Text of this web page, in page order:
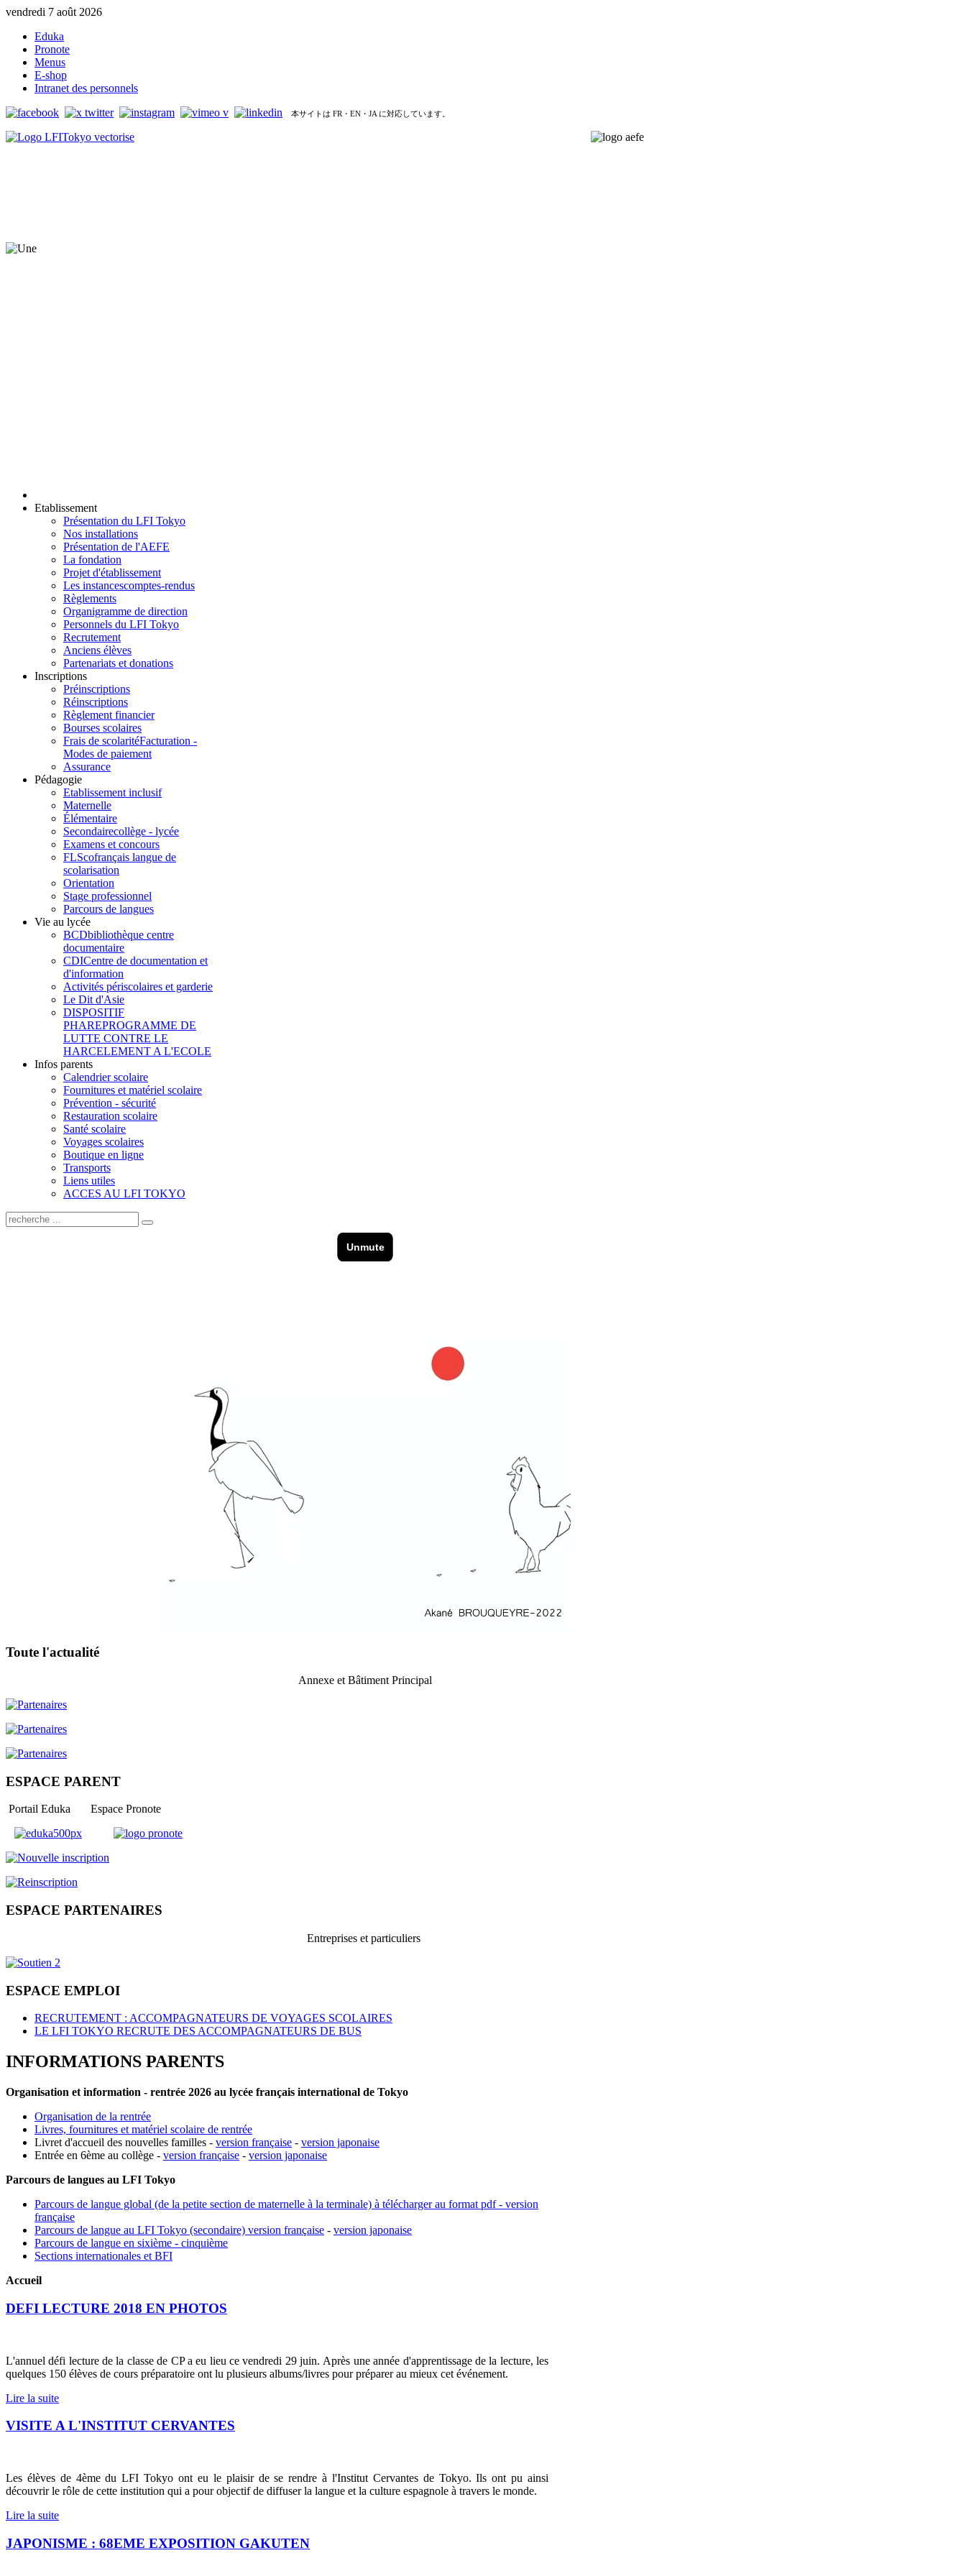
vendredi 7 août 2026
Eduka
Pronote
Menus
E-shop
Intranet des personnels
本サイトは FR・EN・JA に対応しています。
Etablissement
Présentation du LFI Tokyo
Nos installations
Présentation de l'AEFE
La fondation
Projet d'établissement
Les instancescomptes-rendus
Règlements
Organigramme de direction
Personnels du LFI Tokyo
Recrutement
Anciens élèves
Partenariats et donations
Inscriptions
Préinscriptions
Réinscriptions
Règlement financier
Bourses scolaires
Frais de scolaritéFacturation -
Modes de paiement
Assurance
Pédagogie
Etablissement inclusif
Maternelle
Élémentaire
Secondairecollège - lycée
Examens et concours
FLScofrançais langue de
scolarisation
Orientation
Stage professionnel
Parcours de langues
Vie au lycée
BCDbibliothèque centre
documentaire
CDICentre de documentation et
d'information
Activités périscolaires et garderie
Le Dit d'Asie
DISPOSITIF
PHAREPROGRAMME DE
LUTTE CONTRE LE
HARCELEMENT A L'ECOLE
Infos parents
Calendrier scolaire
Fournitures et matériel scolaire
Prévention - sécurité
Restauration scolaire
Santé scolaire
Voyages scolaires
Boutique en ligne
Transports
Liens utiles
ACCES AU LFI TOKYO
Toute l'actualité
Annexe et Bâtiment Principal
ESPACE PARENT
Portail Eduka Espace Pronote
ESPACE PARTENAIRES
Entreprises et particuliers
ESPACE EMPLOI
RECRUTEMENT : ACCOMPAGNATEURS DE VOYAGES SCOLAIRES
LE LFI TOKYO RECRUTE DES ACCOMPAGNATEURS DE BUS
INFORMATIONS PARENTS
Organisation et information - rentrée 2026 au lycée français international de Tokyo
Organisation de la rentrée
Livres, fournitures et matériel scolaire de rentrée
Livret d'accueil des nouvelles familles - version française - version japonaise
Entrée en 6ème au collège - version française - version japonaise
Parcours de langues au LFI Tokyo
Parcours de langue global (de la petite section de maternelle à la terminale) à télécharger au format pdf - version
française
Parcours de langue au LFI Tokyo (secondaire) version française - version japonaise
Parcours de langue en sixième - cinquième
Sections internationales et BFI
Accueil
DEFI LECTURE 2018 EN PHOTOS
L'annuel défi lecture de la classe de CP a eu lieu ce vendredi 29 juin. Après une année d'apprentissage de la lecture, les
quelques 150 élèves de cours préparatoire ont lu plusieurs albums/livres pour préparer au mieux cet événement.
Lire la suite
VISITE A L'INSTITUT CERVANTES
Les élèves de 4ème du LFI Tokyo ont eu le plaisir de se rendre à l'Institut Cervantes de Tokyo. Ils ont pu ainsi
découvrir le rôle de cette institution qui a pour objectif de diffuser la langue et la culture espagnole à travers le monde.
Lire la suite
JAPONISME : 68EME EXPOSITION GAKUTEN